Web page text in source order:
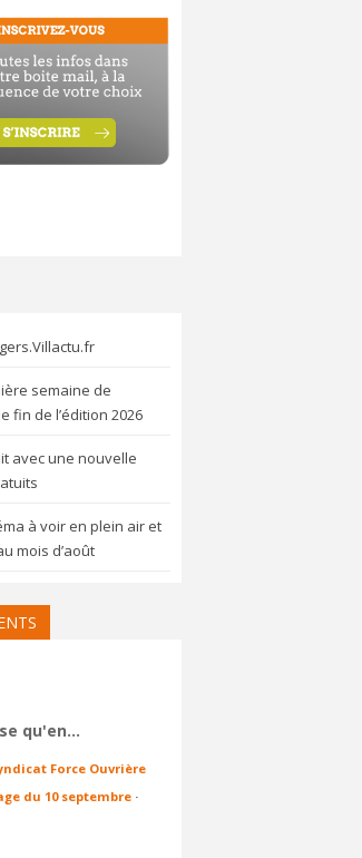
semaine de
fin de l’édition 2026
avec une nouvelle
à voir en plein air et
mois d’août
qu'en…
Force Ouvrière
du 10 septembre ·